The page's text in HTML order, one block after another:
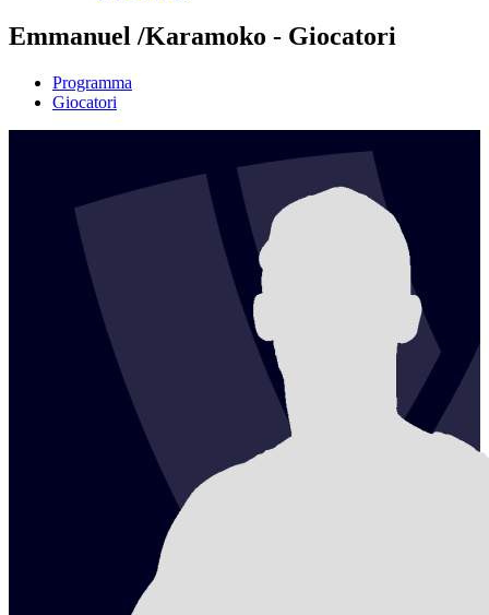
Emmanuel /Karamoko - Giocatori
Programma
Giocatori